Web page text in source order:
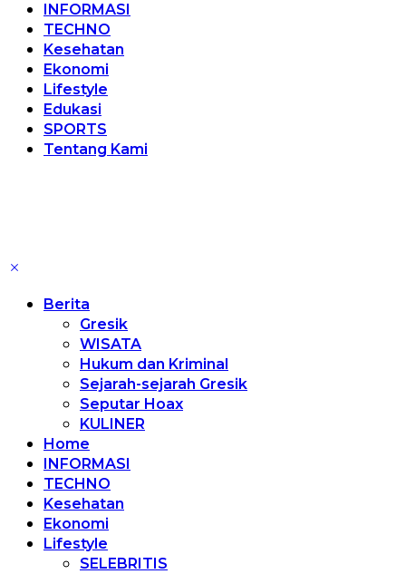
INFORMASI
TECHNO
Kesehatan
Ekonomi
Lifestyle
Edukasi
SPORTS
Tentang Kami
Berita
Gresik
WISATA
Hukum dan Kriminal
Sejarah-sejarah Gresik
Seputar Hoax
KULINER
Home
INFORMASI
TECHNO
Kesehatan
Ekonomi
Lifestyle
SELEBRITIS